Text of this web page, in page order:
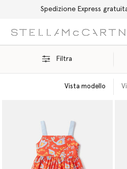
Spedizione Express
Filtra
Vista modello